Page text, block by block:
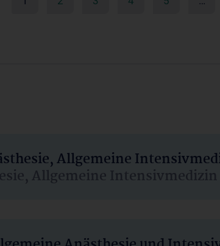
Allgemeine
Allgemeine Intensivmedizin